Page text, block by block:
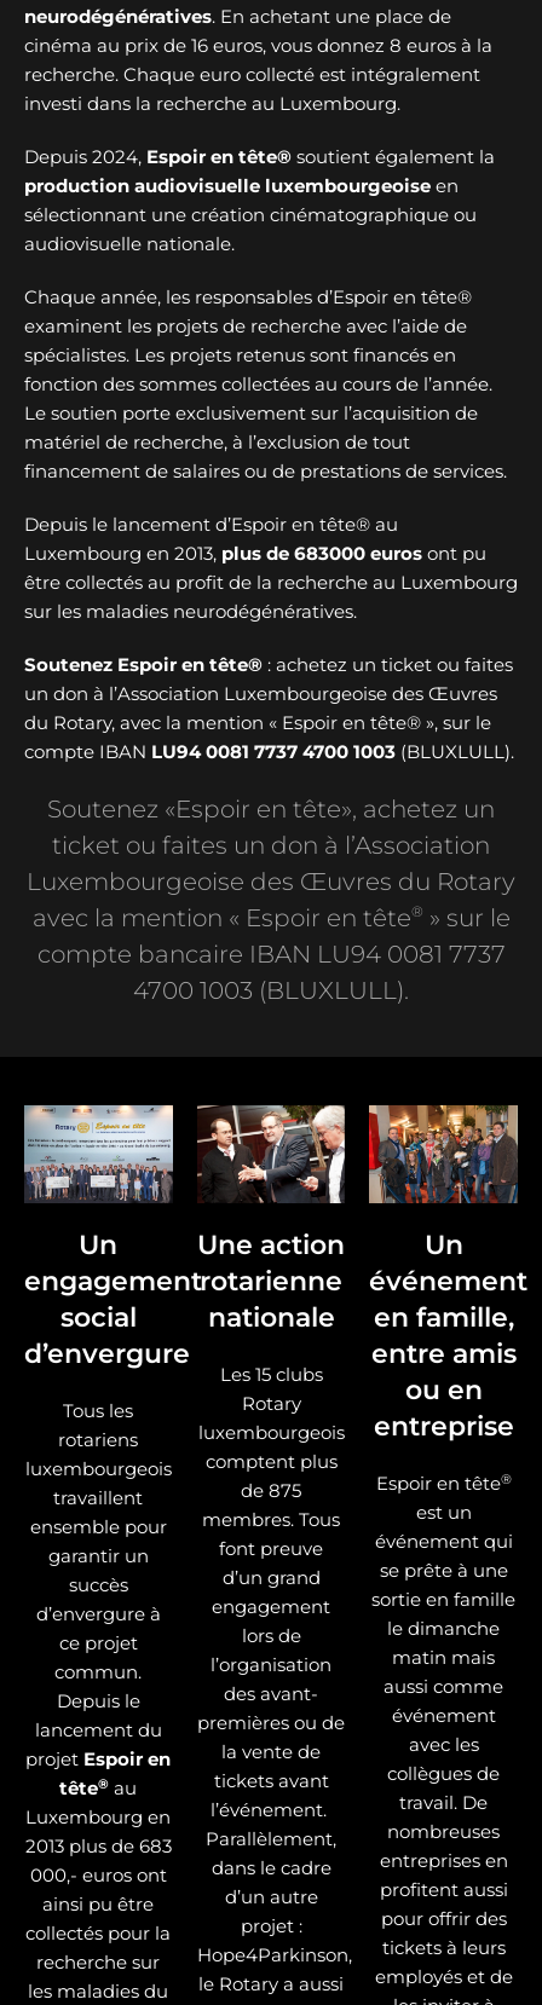
neurodégénératives. En achetant une place de
cinéma au prix de 16 euros, vous donnez 8 euros à la
recherche. Chaque euro collecté est intégralement
investi dans la recherche au Luxembourg.
Depuis 2024, Espoir en tête® soutient également la
production audiovisuelle luxembourgeoise en
sélectionnant une création cinématographique ou
audiovisuelle nationale.
Chaque année, les responsables d’Espoir en tête®
examinent les projets de recherche avec l’aide de
spécialistes. Les projets retenus sont financés en
fonction des sommes collectées au cours de l’année.
Le soutien porte exclusivement sur l’acquisition de
matériel de recherche, à l’exclusion de tout
financement de salaires ou de prestations de services.
Depuis le lancement d’Espoir en tête® au
Luxembourg en 2013, plus de 683000 euros ont pu
être collectés au profit de la recherche au Luxembourg
sur les maladies neurodégénératives.
Soutenez Espoir en tête® : achetez un ticket ou faites
un don à l’Association Luxembourgeoise des Œuvres
du Rotary, avec la mention « Espoir en tête® », sur le
compte IBAN LU94 0081 7737 4700 1003 (BLUXLULL).
Soutenez «Espoir en tête», achetez un
ticket ou faites un don à l’Association
Luxembourgeoise des Œuvres du Rotary
avec la mention « Espoir en tête® » sur le
compte bancaire IBAN LU94 0081 7737
4700 1003 (BLUXLULL).
Un
engagement
social
d’envergure
Tous les
rotariens
luxembourgeois
travaillent
ensemble pour
garantir un
succès
d’envergure à
ce projet
commun.
Depuis le
lancement du
projet Espoir en
tête® au
Luxembourg en
2013 plus de 683
000,- euros ont
ainsi pu être
collectés pour la
recherche sur
les maladies du
Une action
rotarienne
nationale
Les 15 clubs
Rotary
luxembourgeois
comptent plus
de 875
membres. Tous
font preuve
d’un grand
engagement
lors de
l’organisation
des avant-
premières ou de
la vente de
tickets avant
l’événement.
Parallèlement,
dans le cadre
d’un autre
projet :
Hope4Parkinson,
le Rotary a aussi
Un
événement
en famille,
entre amis
ou en
entreprise
Espoir en tête®
est un
événement qui
se prête à une
sortie en famille
le dimanche
matin mais
aussi comme
événement
avec les
collègues de
travail. De
nombreuses
entreprises en
profitent aussi
pour offrir des
tickets à leurs
employés et de